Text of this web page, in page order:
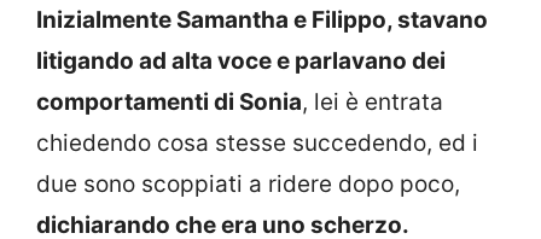
Inizialmente Samantha e Filippo, stavano
litigando ad alta voce e parlavano dei
comportamenti di Sonia, lei è entrata
chiedendo cosa stesse succedendo, ed i
due sono scoppiati a ridere dopo poco,
dichiarando che era uno scherzo.